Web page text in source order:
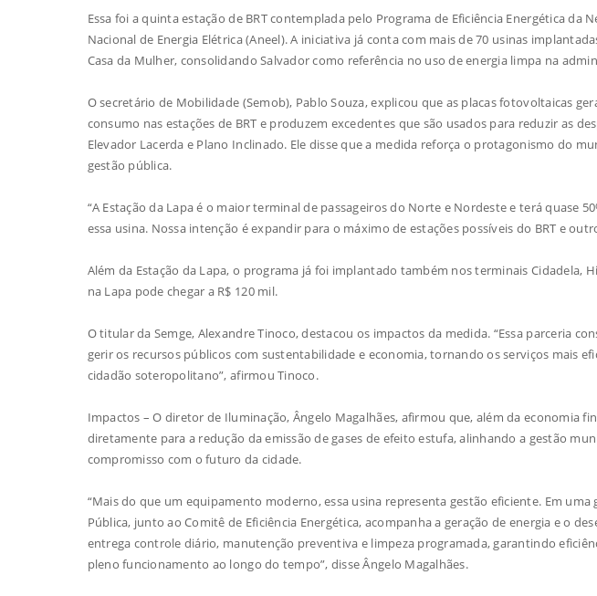
Essa foi a quinta estação de BRT contemplada pelo Programa de Eficiência Energética da
Nacional de Energia Elétrica (Aneel). A iniciativa já conta com mais de 70 usinas
Casa da Mulher, consolidando Salvador como referência no uso de energia limpa na
O secretário de Mobilidade (Semob), Pablo Souza, explicou que as placas fotovoltaicas
consumo nas estações de BRT e produzem excedentes que são usados para reduzir as
Elevador Lacerda e Plano Inclinado. Ele disse que a medida reforça o protagonismo do
gestão pública.
“A Estação da Lapa é o maior terminal de passageiros do Norte e Nordeste e terá quase
essa usina. Nossa intenção é expandir para o máximo de estações possíveis do BRT e
Além da Estação da Lapa, o programa já foi implantado também nos terminais Cidadela,
na Lapa pode chegar a R$ 120 mil.
O titular da Semge, Alexandre Tinoco, destacou os impactos da medida. “Essa parceria
gerir os recursos públicos com sustentabilidade e economia, tornando os serviços mais
cidadão soteropolitano”, afirmou Tinoco.
Impactos – O diretor de Iluminação, Ângelo Magalhães, afirmou que, além da economia
diretamente para a redução da emissão de gases de efeito estufa, alinhando a gestão
compromisso com o futuro da cidade.
“Mais do que um equipamento moderno, essa usina representa gestão eficiente. Em
Pública, junto ao Comitê de Eficiência Energética, acompanha a geração de energia e o
entrega controle diário, manutenção preventiva e limpeza programada, garantindo
pleno funcionamento ao longo do tempo”, disse Ângelo Magalhães.